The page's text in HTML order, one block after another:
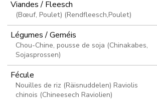
Viandes / Fleesch
(Bœuf, Poulet) (Rendfleesch,Poulet)
Légumes / Geméis
Chou-Chine, pousse de soja (Chinakabes,
Sojasprossen)
Fécule
Nouilles de riz (Räisnuddelen) Raviolis
chinois (Chineesech Raviolien)